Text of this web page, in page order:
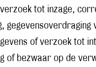
tot inzage,
gegevensoverdraging
of verzoek tot
of bezwaar op de